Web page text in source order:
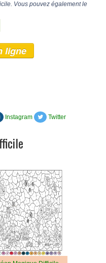
Vous pouvez également le
ligne
Instagram Twitter